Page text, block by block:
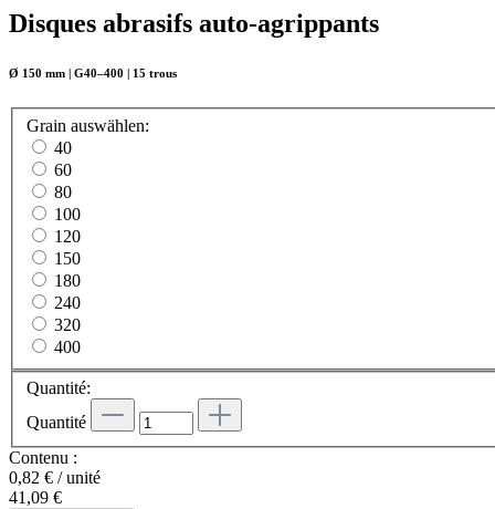
Disques abrasifs auto-agrippants
Ø 150 mm | G40–400 | 15 trous
Grain auswählen:
40
60
80
100
120
150
180
240
320
400
Quantité:
Quantité
Contenu :
0,82 € / unité
41,09 €